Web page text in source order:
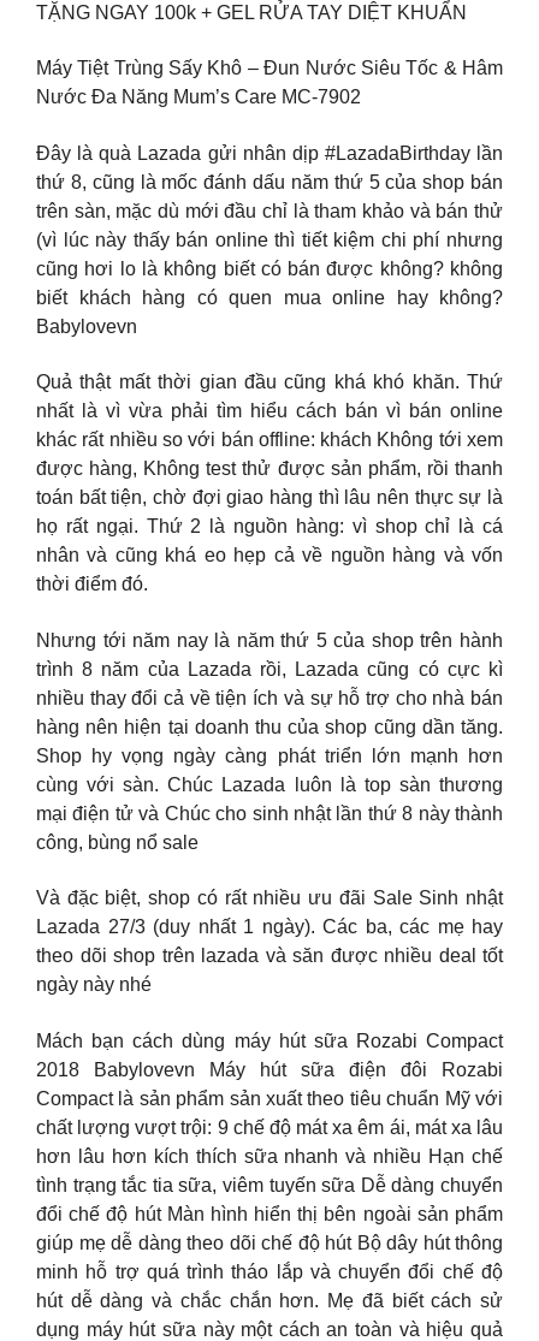
TẶNG NGAY 100k + GEL RỬA TAY DIỆT KHUẨN
Máy Tiệt Trùng Sấy Khô – Đun Nước Siêu Tốc & Hâm
Nước Đa Năng Mum’s Care MC-7902
Đây là quà Lazada gửi nhân dịp #LazadaBirthday lần
thứ 8, cũng là mốc đánh dấu năm thứ 5 của shop bán
trên sàn, mặc dù mới đầu chỉ là tham khảo và bán thử
(vì lúc này thấy bán online thì tiết kiệm chi phí nhưng
cũng hơi lo là không biết có bán được không? không
biết khách hàng có quen mua online hay không?
Babylovevn
Quả thật mất thời gian đầu cũng khá khó khăn. Thứ
nhất là vì vừa phải tìm hiểu cách bán vì bán online
khác rất nhiều so với bán offline: khách Không tới xem
được hàng, Không test thử được sản phẩm, rồi thanh
toán bất tiện, chờ đợi giao hàng thì lâu nên thực sự là
họ rất ngại. Thứ 2 là nguồn hàng: vì shop chỉ là cá
nhân và cũng khá eo hẹp cả về nguồn hàng và vốn
thời điểm đó.
Nhưng tới năm nay là năm thứ 5 của shop trên hành
trình 8 năm của Lazada rồi, Lazada cũng có cực kì
nhiều thay đổi cả về tiện ích và sự hỗ trợ cho nhà bán
hàng nên hiện tại doanh thu của shop cũng dần tăng.
Shop hy vọng ngày càng phát triển lớn mạnh hơn
cùng với sàn. Chúc Lazada luôn là top sàn thương
mại điện tử và Chúc cho sinh nhật lần thứ 8 này thành
công, bùng nổ sale
Và đặc biệt, shop có rất nhiều ưu đãi Sale Sinh nhật
Lazada 27/3 (duy nhất 1 ngày). Các ba, các mẹ hay
theo dõi shop trên lazada và săn được nhiều deal tốt
ngày này nhé
Mách bạn cách dùng máy hút sữa Rozabi Compact
2018 Babylovevn Máy hút sữa điện đôi Rozabi
Compact là sản phẩm sản xuất theo tiêu chuẩn Mỹ với
chất lượng vượt trội: 9 chế độ mát xa êm ái, mát xa lâu
hơn lâu hơn kích thích sữa nhanh và nhiều Hạn chế
tình trạng tắc tia sữa, viêm tuyến sữa Dễ dàng chuyển
đổi chế độ hút Màn hình hiển thị bên ngoài sản phẩm
giúp mẹ dễ dàng theo dõi chế độ hút Bộ dây hút thông
minh hỗ trợ quá trình tháo lắp và chuyển đổi chế độ
hút dễ dàng và chắc chắn hơn. Mẹ đã biết cách sử
dụng máy hút sữa này một cách an toàn và hiệu quả